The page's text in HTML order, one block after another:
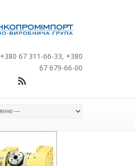
+380 67 311-66-33, +380
67 679-66-00